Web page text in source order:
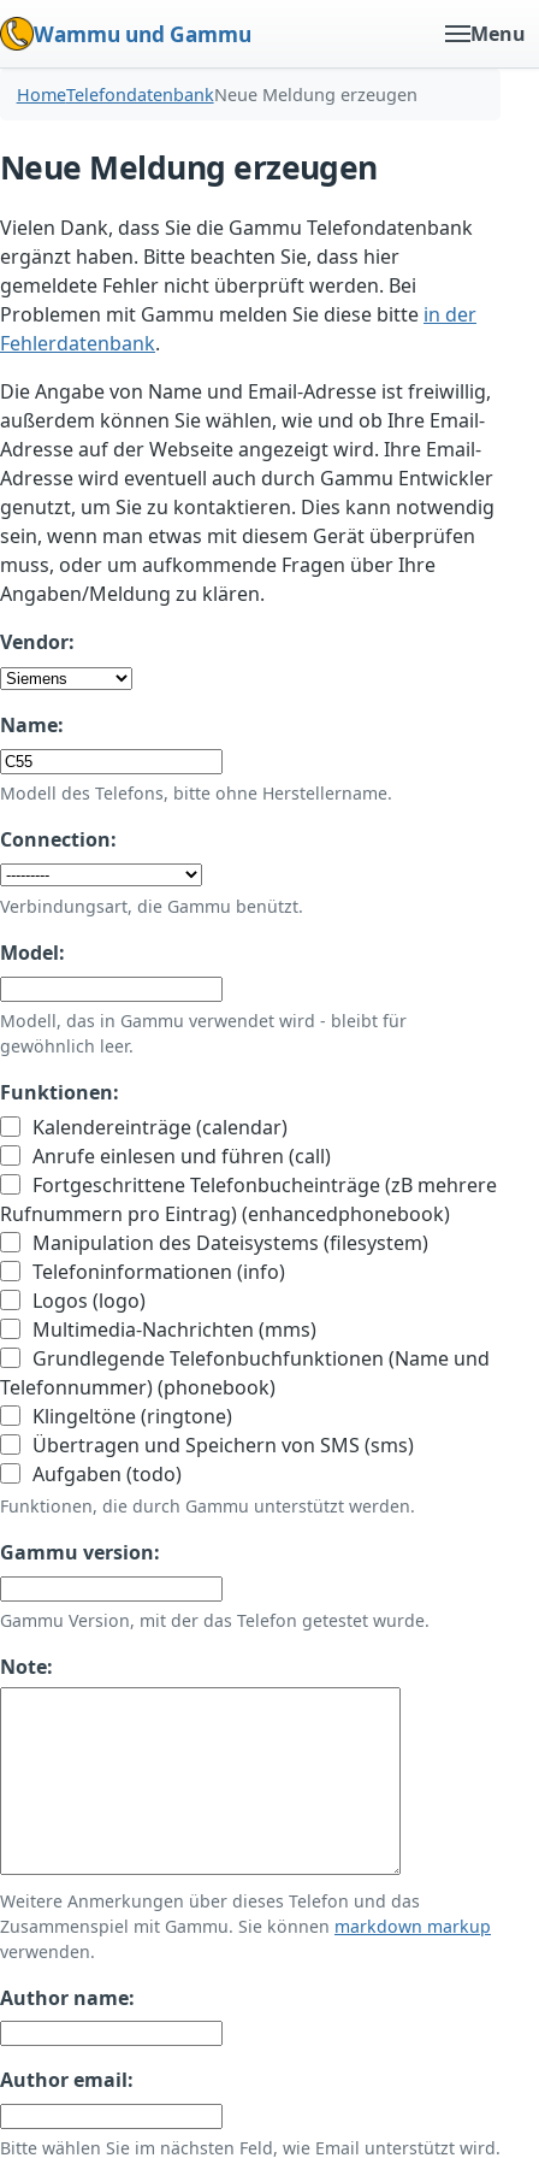
Wammu und Gammu Menu
HomeTelefondatenbankNeue Meldung erzeugen
Neue Meldung erzeugen
Vielen Dank, dass Sie die Gammu Telefondatenbank
ergänzt haben. Bitte beachten Sie, dass hier
gemeldete Fehler nicht überprüft werden. Bei
Problemen mit Gammu melden Sie diese bitte in der
Fehlerdatenbank.
Die Angabe von Name und Email-Adresse ist freiwillig,
außerdem können Sie wählen, wie und ob Ihre Email-
Adresse auf der Webseite angezeigt wird. Ihre Email-
Adresse wird eventuell auch durch Gammu Entwickler
genutzt, um Sie zu kontaktieren. Dies kann notwendig
sein, wenn man etwas mit diesem Gerät überprüfen
muss, oder um aufkommende Fragen über Ihre
Angaben/Meldung zu klären.
Vendor:
Name:
Modell des Telefons, bitte ohne Herstellername.
Connection:
Verbindungsart, die Gammu benützt.
Model:
Modell, das in Gammu verwendet wird - bleibt für
gewöhnlich leer.
Funktionen:
Kalendereinträge (calendar)
Anrufe einlesen und führen (call)
Fortgeschrittene Telefonbucheinträge (zB mehrere
Rufnummern pro Eintrag) (enhancedphonebook)
Manipulation des Dateisystems (filesystem)
Telefoninformationen (info)
Logos (logo)
Multimedia-Nachrichten (mms)
Grundlegende Telefonbuchfunktionen (Name und
Telefonnummer) (phonebook)
Klingeltöne (ringtone)
Übertragen und Speichern von SMS (sms)
Aufgaben (todo)
Funktionen, die durch Gammu unterstützt werden.
Gammu version:
Gammu Version, mit der das Telefon getestet wurde.
Note:
Weitere Anmerkungen über dieses Telefon und das
Zusammenspiel mit Gammu. Sie können markdown markup
verwenden.
Author name:
Author email:
Bitte wählen Sie im nächsten Feld, wie Email unterstützt wird.